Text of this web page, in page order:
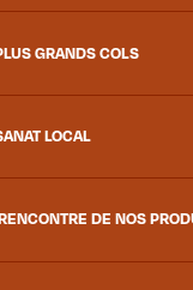
GRANDS COLS
LOCAL
DE NOS
dontExplore
L. 111.1 et
ainsi que
la propriété de
Explore